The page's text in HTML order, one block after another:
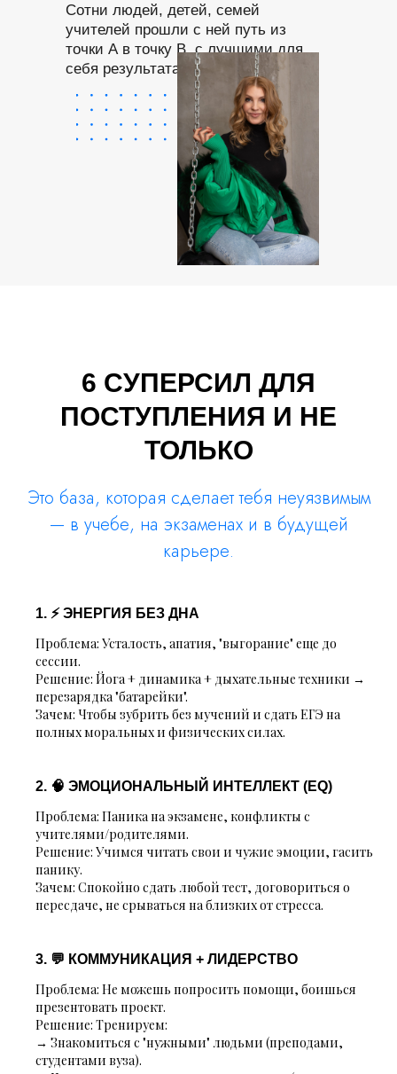
Сотни людей, детей, семей
учителей прошли с ней путь из
точки А в точку В, с лучшими для
себя результатами!
6 СУПЕРСИЛ ДЛЯ
ПОСТУПЛЕНИЯ И НЕ
ТОЛЬКО
Это база, которая сделает тебя неуязвимым
— в учебе, на экзаменах и в будущей
карьере.
1. ⚡ ЭНЕРГИЯ БЕЗ ДНА
Проблема: Усталость, апатия, "выгорание" еще до
сессии.
Решение: Йога + динамика + дыхательные техники →
перезарядка "батарейки".
Зачем: Чтобы зубрить без мучений и сдать ЕГЭ на
полных моральных и физических силах.
2. 🧠 ЭМОЦИОНАЛЬНЫЙ ИНТЕЛЛЕКТ (EQ)
Проблема: Паника на экзамене, конфликты с
учителями/родителями.
Решение: Учимся читать свои и чужие эмоции, гасить
панику.
Зачем: Спокойно сдать любой тест, договориться о
пересдаче, не срываться на близких от стресса.
3. 💬 КОММУНИКАЦИЯ + ЛИДЕРСТВО
Проблема: Не можешь попросить помощи, боишься
презентовать проект.
Решение: Тренируем:
→ Знакомиться с "нужными" людьми (преподами,
студентами вуза).